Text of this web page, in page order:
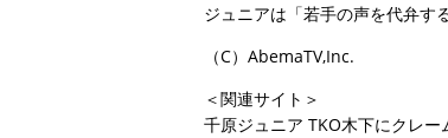
ジュニアは「若手の声を代弁す
（C）AbemaTV,Inc.
＜関連サイト＞
千原ジュニア TKO木下にクレー